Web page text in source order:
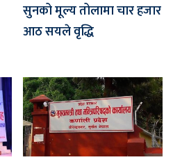
सुनको मूल्य तोलामा चार हजार
आठ सयले वृद्धि